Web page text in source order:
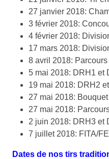
27 janvier 2018:
3 février 2018:
4 février 2018:
17 mars 2018:
8 avril 2018:
5 mai 2018: DRH1 et
19 mai 2018: DRH2
27 mai 2018:
27 mai 2018:
2 juin 2018: DRH3 et
7 juillet 2018: FITA/
Dates de nos tirs